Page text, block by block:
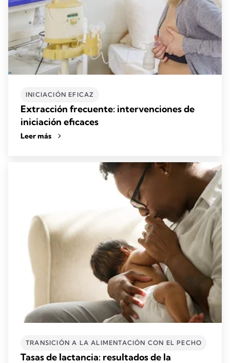
INICIACIÓN EFICAZ
Extracción frecuente: intervenciones de
iniciación eficaces
Leer más
TRANSICIÓN A LA ALIMENTACIÓN CON EL PECHO
Tasas de lactancia: resultados de la